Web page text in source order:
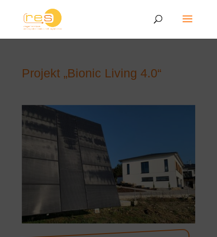
Projekt „Bionic Living 4.0“